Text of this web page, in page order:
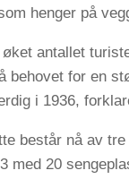
henger på
antallet
behovet for en
i 1936,
består nå av tre
med 20